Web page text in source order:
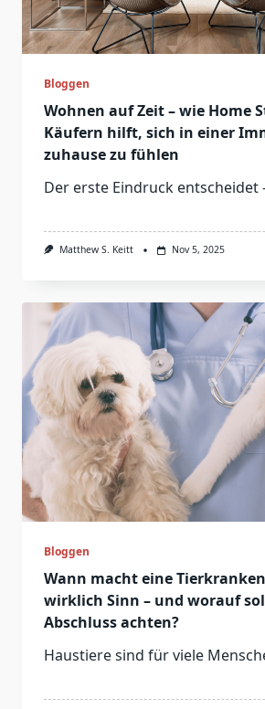
Bloggen
Wohnen auf Zeit – wie Home
Käufern hilft, sich in einer
zuhause zu fühlen
Der erste Eindruck entscheidet
Matthew S. Keitt Nov 5, 2025
Bloggen
Wann macht eine
wirklich Sinn – und worauf
Abschluss achten?
Haustiere sind für viele